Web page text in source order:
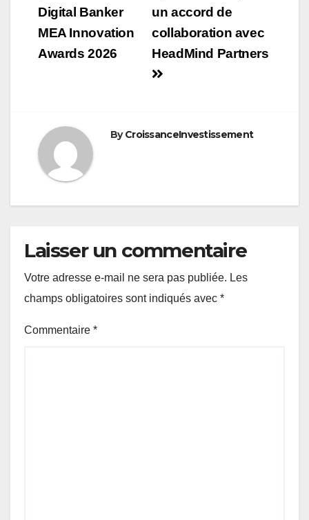
un accord de
collaboration avec
HeadMind Partners
Digital Banker
MEA Innovation
Awards 2026
ByCroissanceInvestissement
Laisser un commentaire
Votre adresse e-mail ne sera pas publiée. Les
champs obligatoires sont indiqués avec *
Commentaire *